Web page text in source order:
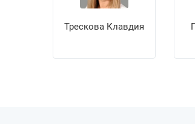
Трескова Клавдия